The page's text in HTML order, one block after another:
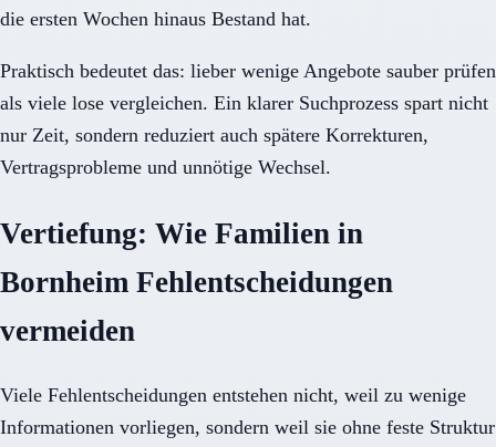
die ersten Wochen hinaus Bestand hat.
Praktisch bedeutet das: lieber wenige Angebote sauber prüfen
als viele lose vergleichen. Ein klarer Suchprozess spart nicht
nur Zeit, sondern reduziert auch spätere Korrekturen,
Vertragsprobleme und unnötige Wechsel.
Vertiefung: Wie Familien in
Bornheim Fehlentscheidungen
vermeiden
Viele Fehlentscheidungen entstehen nicht, weil zu wenige
Informationen vorliegen, sondern weil sie ohne feste Struktur